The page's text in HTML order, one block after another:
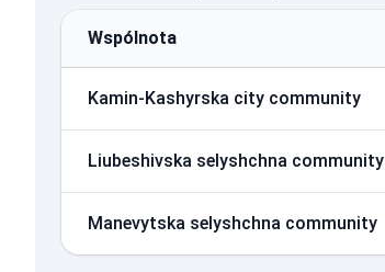
Wspólnota
Kamin-Kashyrska city community
Liubeshivska selyshchna community
Manevytska selyshchna community